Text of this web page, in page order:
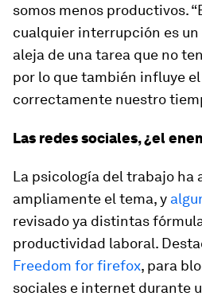
somos menos productivos.
cualquier interrupción es
aleja de una tarea que no
por lo que también influye
correctamente nuestro
Las redes sociales, ¿el
La psicología del trabajo ha
ampliamente el tema, y
revisado ya distintas
productividad laboral.
Freedom for firefox, para
sociales e internet durante